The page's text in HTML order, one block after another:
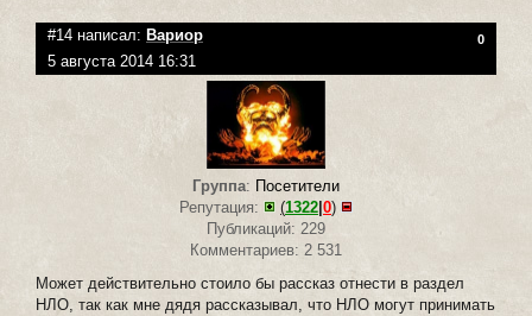
#14 написал: Вариор 0
5 августа 2014 16:31
Группа: Посетители
Репутация:
(1322 0)
Публикаций: 229
Комментариев: 2 531
Может действительно стоило бы рассказ отнести в раздел
НЛО, так как мне дядя рассказывал, что НЛО могут принимать